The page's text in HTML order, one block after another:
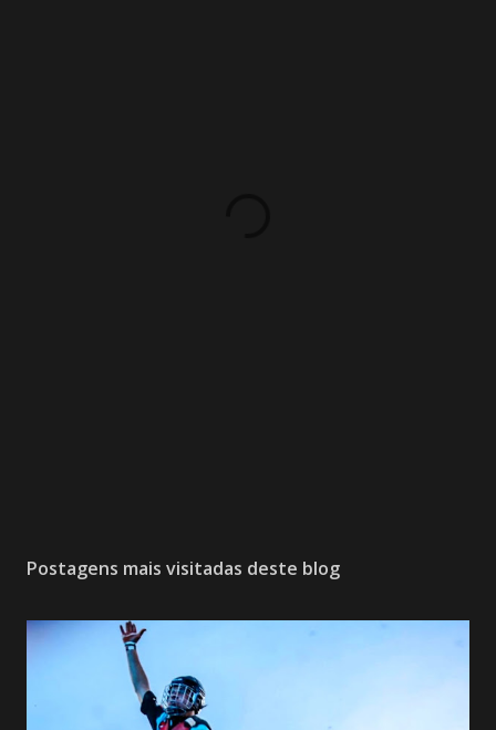
Postagens mais visitadas deste blog